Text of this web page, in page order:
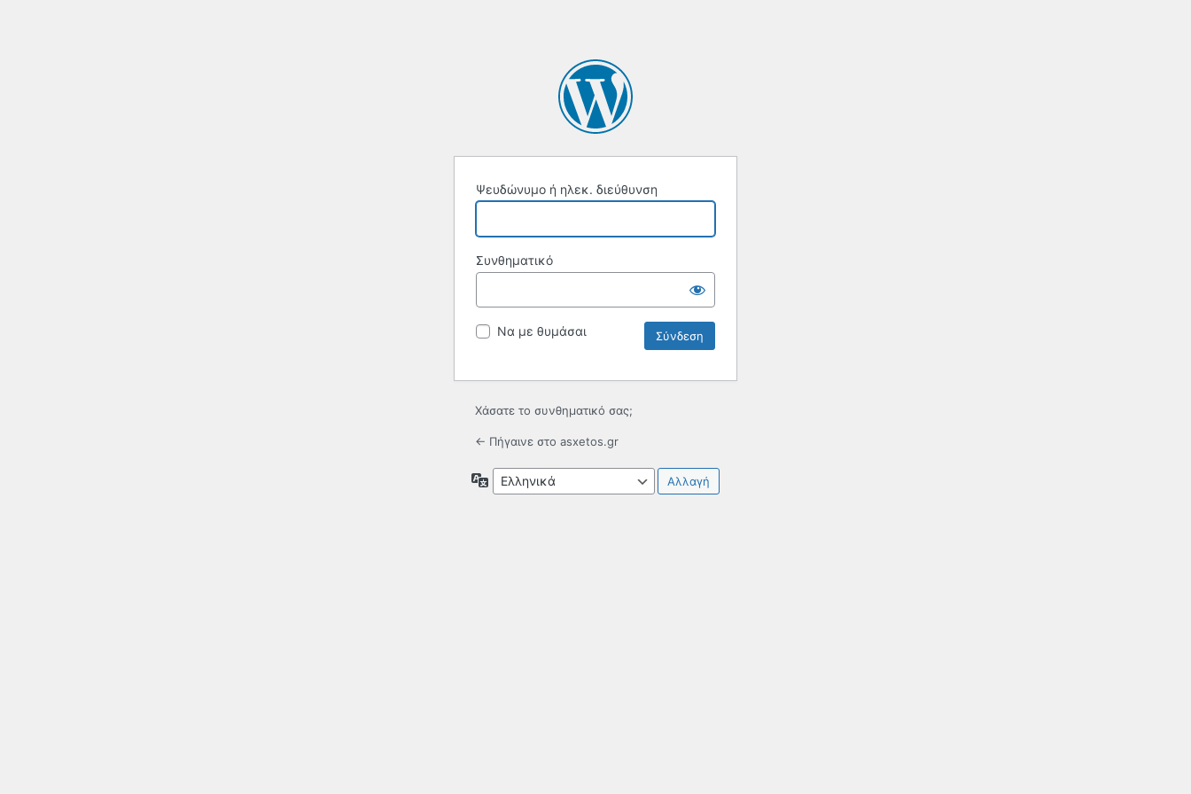
Ψευδώνυμο ή ηλεκ. διεύθυνση
Συνθηματικό
Να με θυμάσαι
Χάσατε το συνθηματικό σας;
← Πήγαινε στο asxetos.gr
Γλώσσα